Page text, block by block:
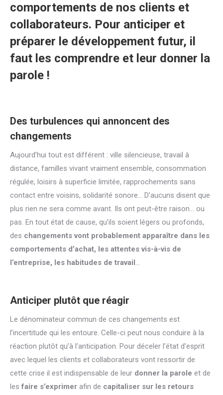
comportements de nos clients et
collaborateurs. Pour anticiper et
préparer le développement futur, il
faut les comprendre et leur donner la
parole !
Des turbulences qui annoncent des
changements
Aujourd’hui tout est différent : ville silencieuse, travail à
distance, familles vivant vraiment ensemble, consommation
régulée, loisirs à superficie limitée, rapprochements sans
contact entre voisins, solidarité sonore… D’aucuns disent que
plus rien ne sera comme avant. Ils ont peut-être raison… ou
pas. En tout état de cause, qu’ils soient légers ou profonds,
des changements vont probablement apparaître dans les
comportements d’achat, les attentes vis-à-vis de
l’entreprise, les habitudes de travail…
Anticiper plutôt que réagir
Le dénominateur commun de ces changements est
l’incertitude qui les entoure. Celle-ci peut nous conduire à la
réaction plutôt qu’à l’anticipation. Pour déceler l’état d’esprit
avec lequel les clients et collaborateurs vont ressortir de
cette crise il est indispensable de leur donner la parole et de
les faire s’exprimer afin de capitaliser sur les retours